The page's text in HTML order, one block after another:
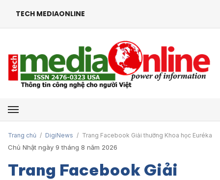
TECH MEDIAONLINE
Mở menu
Trang chủ / DigiNews / Trang Facebook Giải thưởng Khoa học Euréka
Chủ Nhật ngày 9 tháng 8 năm 2026
Trang Facebook Giải